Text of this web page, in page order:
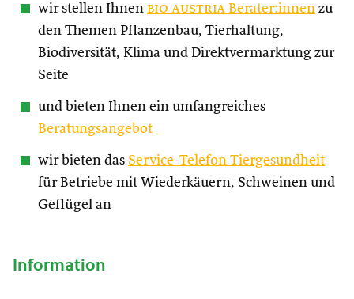
wir stellen Ihnen bio austria Berater:innen zu
den Themen Pflanzenbau, Tierhaltung,
Biodiversität, Klima und Direktvermarktung zur
Seite
und bieten Ihnen ein umfangreiches
Beratungsangebot
wir bieten das Service-Telefon Tiergesundheit
für Betriebe mit Wiederkäuern, Schweinen und
Geflügel an
Information